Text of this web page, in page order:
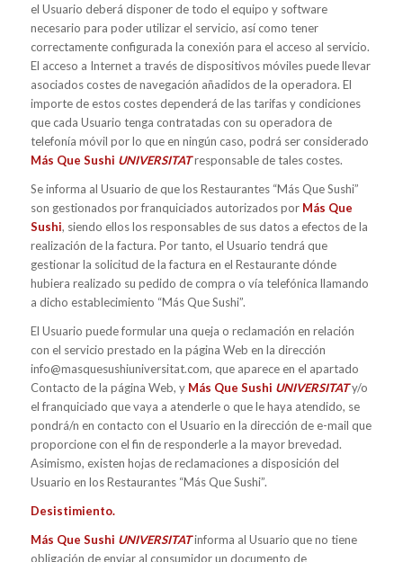
el Usuario deberá disponer de todo el equipo y software
necesario para poder utilizar el servicio, así como tener
correctamente configurada la conexión para el acceso al servicio.
El acceso a Internet a través de dispositivos móviles puede llevar
asociados costes de navegación añadidos de la operadora. El
importe de estos costes dependerá de las tarifas y condiciones
que cada Usuario tenga contratadas con su operadora de
telefonía móvil por lo que en ningún caso, podrá ser considerado
Más Que Sushi UNIVERSITATresponsable de tales costes.
Se informa al Usuario de que los Restaurantes “Más Que Sushi”
son gestionados por franquiciados autorizados por Más Que
Sushi, siendo ellos los responsables de sus datos a efectos de la
realización de la factura. Por tanto, el Usuario tendrá que
gestionar la solicitud de la factura en el Restaurante dónde
hubiera realizado su pedido de compra o vía telefónica llamando
a dicho establecimiento “Más Que Sushi”.
El Usuario puede formular una queja o reclamación en relación
con el servicio prestado en la página Web en la dirección
info@masquesushiuniversitat.com, que aparece en el apartado
Contacto de la página Web, y Más Que Sushi UNIVERSITATy/o
el franquiciado que vaya a atenderle o que le haya atendido, se
pondrá/n en contacto con el Usuario en la dirección de e-mail que
proporcione con el fin de responderle a la mayor brevedad.
Asimismo, existen hojas de reclamaciones a disposición del
Usuario en los Restaurantes “Más Que Sushi”.
Desistimiento.
Más Que Sushi UNIVERSITATinforma al Usuario que no tiene
obligación de enviar al consumidor un documento de